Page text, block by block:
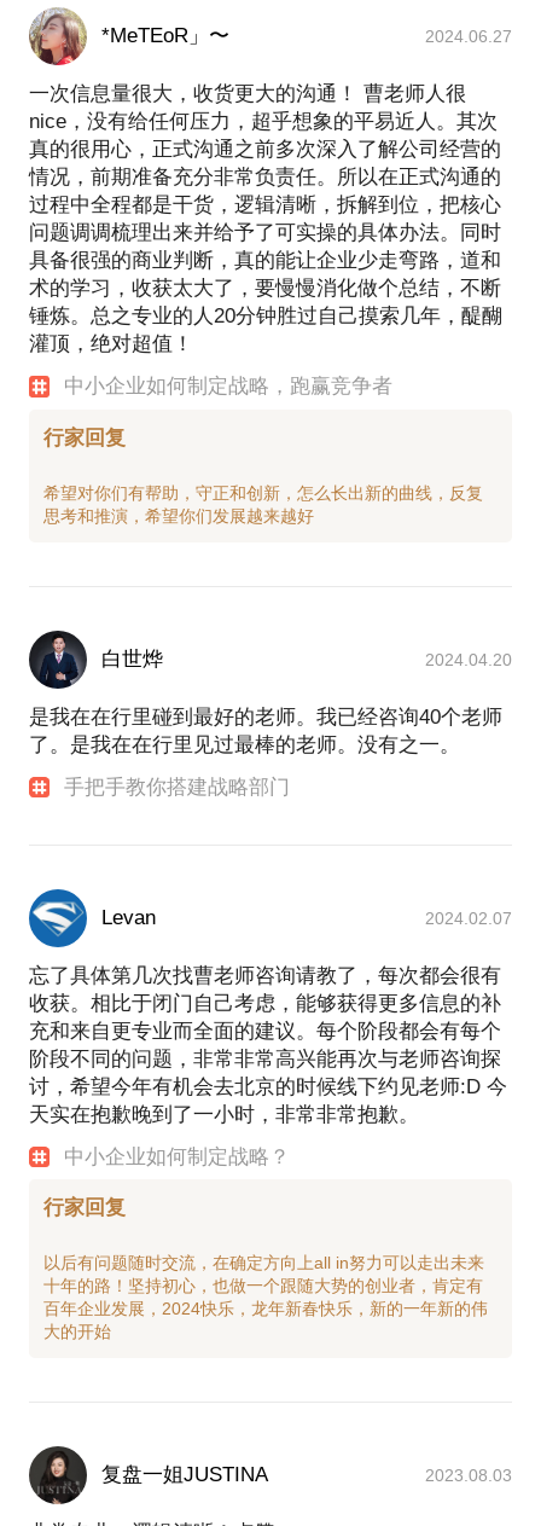
满足小微企业需求。她善于提炼和总结方法论，你可
以在这里更深入地了解她：
https://zhuanlan.zhihu.com/p/66117638
战略框架：
战略制定：企业究竟要提供什么价值；
战略定位：怎么找到自己的优势；
战略选择：企业为谁服务；
战略分解：将公司战略拆解到业务战略；
战略落地：怎么解决推广预算大的问题；
战略突破：要不要扩大规模；
战略执行：已有业务发展出现瓶颈且无法突破，如何
找到第二增长曲线；
*MeTEoR」〜 2024.06.27
一次信息量很大，收货更大的沟通！ 曹老师人很
nice，没有给任何压力，超乎想象的平易近人。其次
真的很用心，正式沟通之前多次深入了解公司经营的
情况，前期准备充分非常负责任。所以在正式沟通的
过程中全程都是干货，逻辑清晰，拆解到位，把核心
问题调调梳理出来并给予了可实操的具体办法。同时
具备很强的商业判断，真的能让企业少走弯路，道和
术的学习，收获太大了，要慢慢消化做个总结，不断
锤炼。总之专业的人20分钟胜过自己摸索几年，醍醐
灌顶，绝对超值！
中小企业如何制定战略，跑赢竞争者
行家回复
希望对你们有帮助，守正和创新，怎么长出新的曲线，反复
白世烨 2024.04.20
是我在在行里碰到最好的老师。我已经咨询40个老师
了。是我在在行里见过最棒的老师。没有之一。
手把手教你搭建战略部门
Levan 2024.02.07
忘了具体第几次找曹老师咨询请教了，每次都会很有
收获。相比于闭门自己考虑，能够获得更多信息的补
充和来自更专业而全面的建议。每个阶段都会有每个
阶段不同的问题，非常非常高兴能再次与老师咨询探
讨，希望今年有机会去北京的时候线下约见老师:D 今
天实在抱歉晚到了一小时，非常非常抱歉。
中小企业如何制定战略？
行家回复
以后有问题随时交流，在确定方向上all in努力可以走出未来
十年的路！坚持初心，也做一个跟随大势的创业者，肯定有
百年企业发展，2024快乐，龙年新春快乐，新的一年新的伟
复盘一姐JUSTINA 2023.08.03